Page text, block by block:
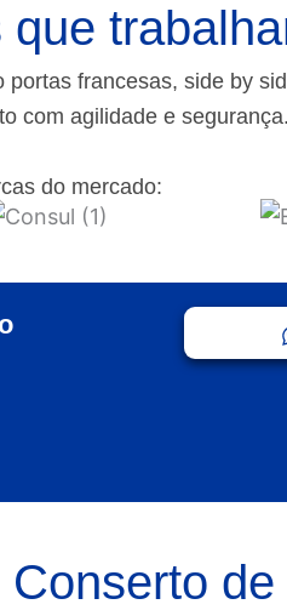
francesas, side by
com agilidade e segurança.
do mercado:
Conserto